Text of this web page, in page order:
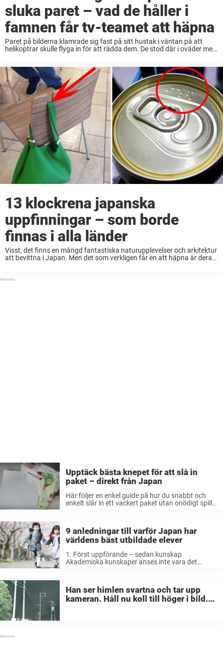
sluka paret – vad de håller i
famnen får tv-teamet att häpna
Paret på bilderna klamrade sig fast på sitt hustak i väntan på att
helikoptrar skulle flyga in för att rädda dem. De stod där i oväder med
13 klockrena japanska
uppfinningar – som borde
finnas i alla länder
Visst, det finns en mängd fantastiska naturupplevelser och arkitektur
att bevittna i Japan. Men det som verkligen får en att häpna är deras
Upptäck bästa knepet för att slå in
paket – direkt från Japan
Här följer en enkel guide på hur du snabbt och
enkelt slår in ett vackert paket utan onödigt spill
9 anledningar till varför Japan har
världens bäst utbildade elever
1. Först uppförande – sedan kunskap
Akademiska kunskaper anses inte vara det
god självkontroll, samtal ...
Han ser himlen svartna och tar upp
kameran. Håll nu koll till höger i bild.